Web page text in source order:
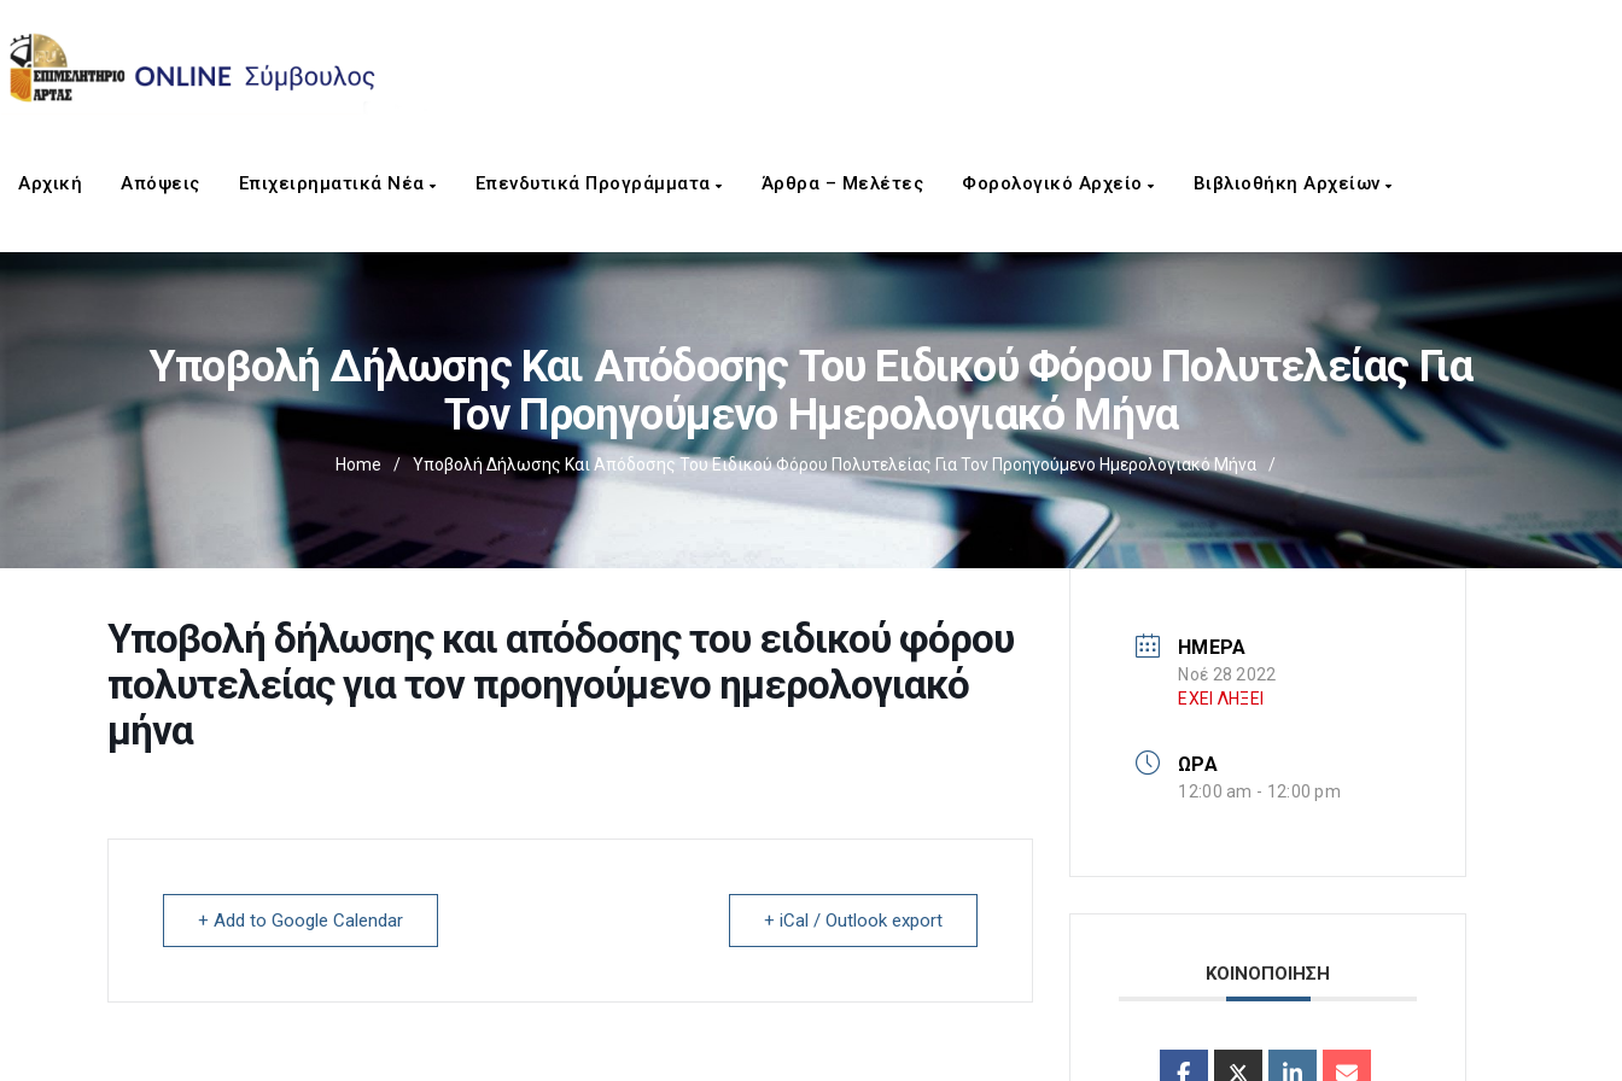
Αρχική Απόψεις Επιχειρηματικά Νέα Επενδυτικά Προγράμματα Άρθρα – Μελέτες Φορολογικό Αρχείο Βιβλιοθήκη Αρχείων
Υποβολή Δήλωσης Και Απόδοσης Του Ειδικού Φόρου Πολυτελείας Για
Τον Προηγούμενο Ημερολογιακό Μήνα
Home / Υποβολή Δήλωσης Και Απόδοσης Του Ειδικού Φόρου Πολυτελείας Για Τον Προηγούμενο Ημερολογιακό Μήνα /
Υποβολή δήλωσης και απόδοσης του ειδικού φόρου
πολυτελείας για τον προηγούμενο ημερολογιακό
μήνα
+ Add to Google Calendar + iCal / Outlook export
ΗΜΕΡΑ
Νοέ 28 2022
ΕΧΕΙ ΛΗΞΕΙ
ΩΡΑ
12:00 am - 12:00 pm
ΚΟΙΝΟΠΟΙΗΣΗ